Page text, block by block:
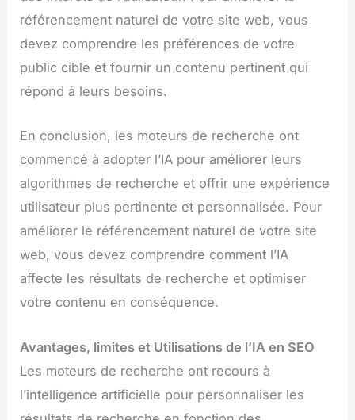
référencement naturel de votre site web, vous
devez comprendre les préférences de votre
public cible et fournir un contenu pertinent qui
répond à leurs besoins.
En conclusion, les moteurs de recherche ont
commencé à adopter l’IA pour améliorer leurs
algorithmes de recherche et offrir une expérience
utilisateur plus pertinente et personnalisée. Pour
améliorer le référencement naturel de votre site
web, vous devez comprendre comment l’IA
affecte les résultats de recherche et optimiser
votre contenu en conséquence.
Avantages, limites et Utilisations de l’IA en SEO
Les moteurs de recherche ont recours à
l’intelligence artificielle pour personnaliser les